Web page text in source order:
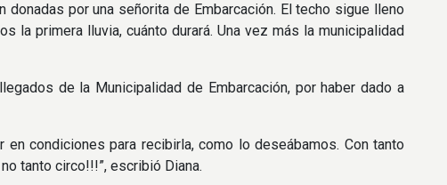
por una señorita de Embarcación. El techo sigue lleno
la primera lluvia, cuánto durará. Una vez más la municipalidad
de la Municipalidad de Embarcación, por haber dado a
condiciones para recibirla, como lo deseábamos. Con tanto
tanto circo!!!”, escribió Diana.